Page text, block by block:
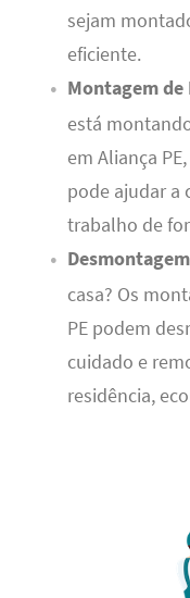
sejam
eficiente.
Montagem de
está
em Aliança
pode ajudar a
trabalho de
casa? Os
PE podem
cuidado e
residência,